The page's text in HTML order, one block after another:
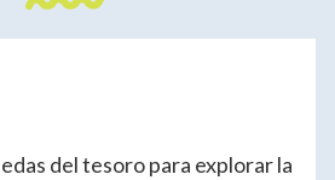
del tesoro para explorar la